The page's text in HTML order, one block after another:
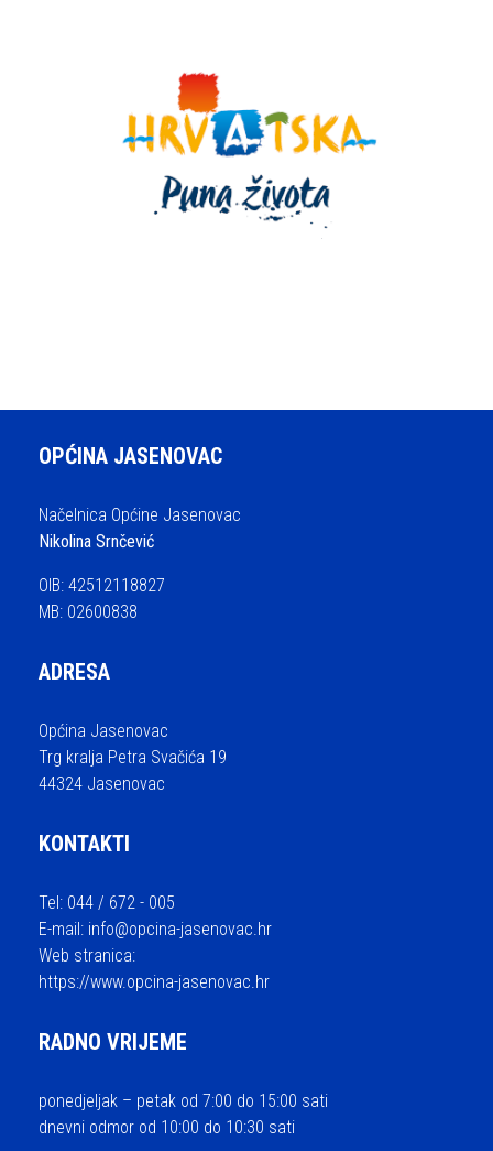
OPĆINA JASENOVAC
Načelnica Općine Jasenovac
Nikolina Srnčević
OIB: 42512118827
MB: 02600838
ADRESA
Općina Jasenovac
Trg kralja Petra Svačića 19
44324 Jasenovac
KONTAKTI
Tel: 044 / 672 - 005
E-mail: info@opcina-jasenovac.hr
Web stranica:
https://www.opcina-jasenovac.hr
RADNO VRIJEME
ponedjeljak – petak od 7:00 do 15:00 sati
dnevni odmor od 10:00 do 10:30 sati